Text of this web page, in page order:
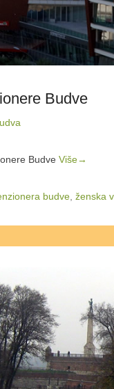
Budve
Budve Više→
budve ženska